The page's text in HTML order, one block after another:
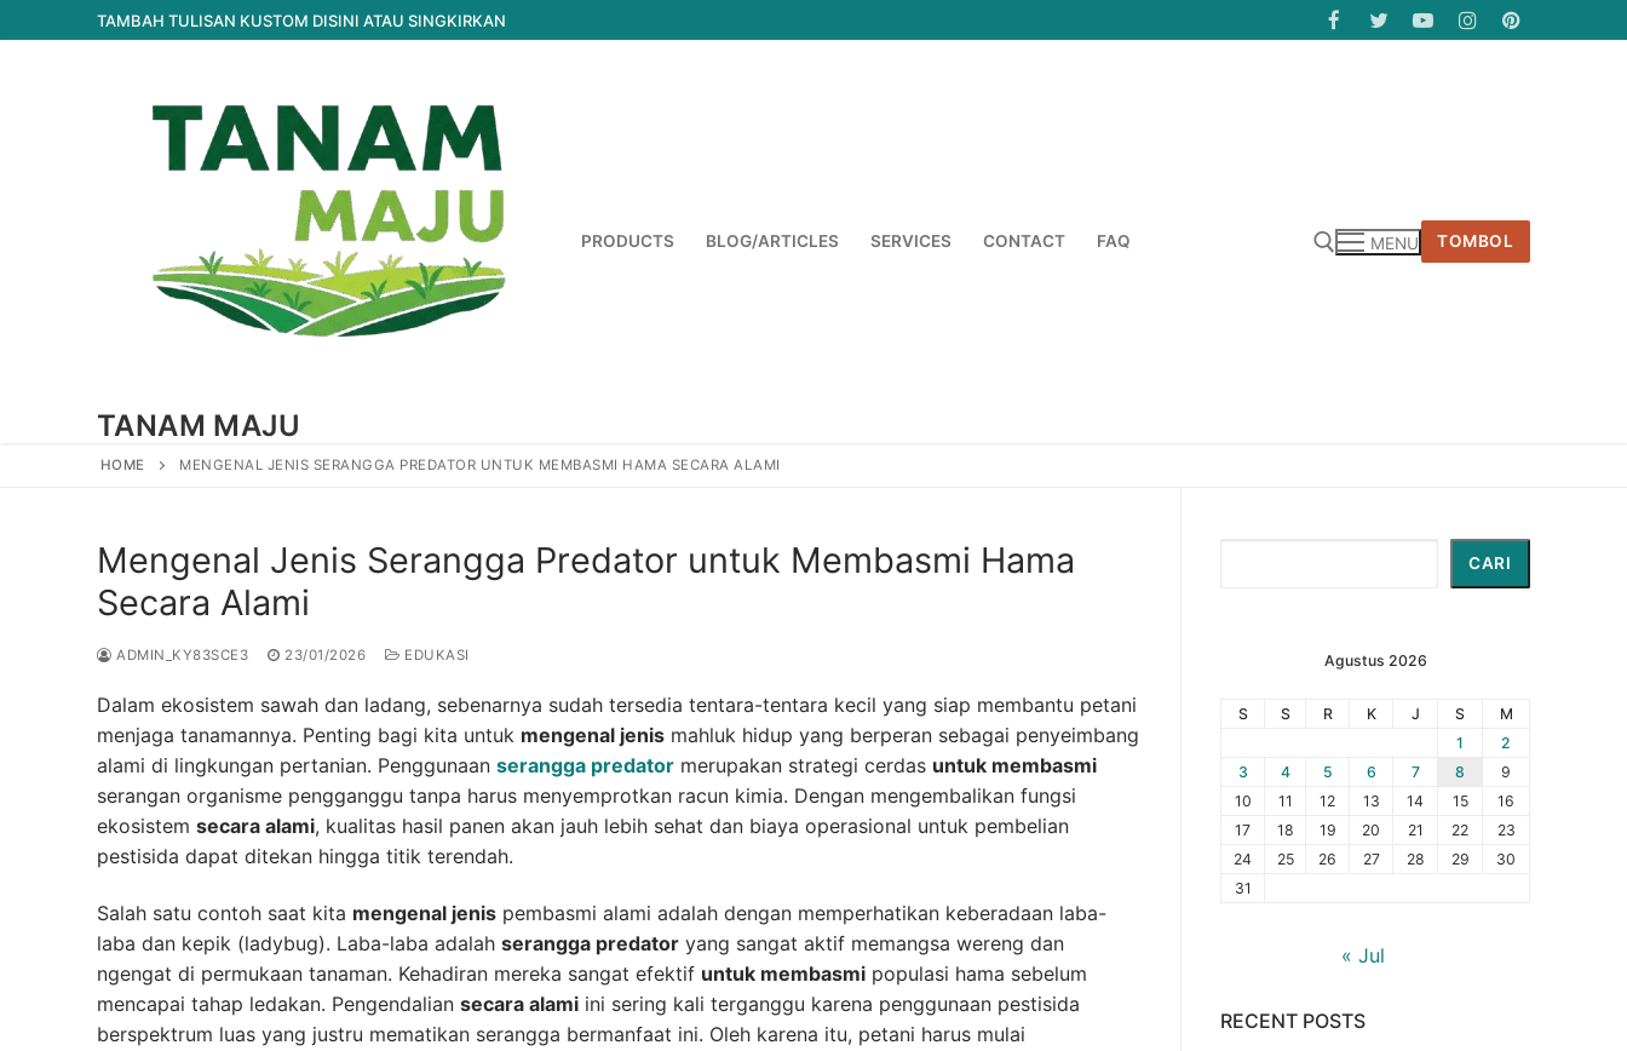
ke
TAMBAH TULISAN KUSTOM DISINI ATAU SINGKIRKAN
TANAM MAJU
PRODUCTS BLOG/ARTICLES SERVICES CONTACT FAQ MENU TOMBOL
HOME MENGENAL JENIS SERANGGA PREDATOR UNTUK MEMBASMI HAMA SECARA ALAMI
Mengenal Jenis Serangga Predator untuk Membasmi Hama
Secara Alami
ADMIN_KY83SCE3 23/01/2026 EDUKASI
Dalam ekosistem sawah dan ladang, sebenarnya sudah tersedia tentara-tentara kecil yang siap membantu petani
menjaga tanamannya. Penting bagi kita untuk mengenal jenis mahluk hidup yang berperan sebagai penyeimbang
alami di lingkungan pertanian. Penggunaan serangga predator merupakan strategi cerdas untuk membasmi
serangan organisme pengganggu tanpa harus menyemprotkan racun kimia. Dengan mengembalikan fungsi
ekosistem secara alami, kualitas hasil panen akan jauh lebih sehat dan biaya operasional untuk pembelian
pestisida dapat ditekan hingga titik terendah.
Salah satu contoh saat kita mengenal jenis pembasmi alami adalah dengan memperhatikan keberadaan laba-
laba dan kepik (ladybug). Laba-laba adalah serangga predator yang sangat aktif memangsa wereng dan
ngengat di permukaan tanaman. Kehadiran mereka sangat efektif untuk membasmi populasi hama sebelum
mencapai tahap ledakan. Pengendalian secara alami ini sering kali terganggu karena penggunaan pestisida
berspektrum luas yang justru mematikan serangga bermanfaat ini. Oleh karena itu, petani harus mulai
CARI
Agustus 2026
S S R K J S
M
1
2
3
4 5 6 7 8
9
10
11 12 13 14 15
16
17
18 19 20 21 22
23
24
25 26 27 28 29
30
31
« Jul
RECENT POSTS